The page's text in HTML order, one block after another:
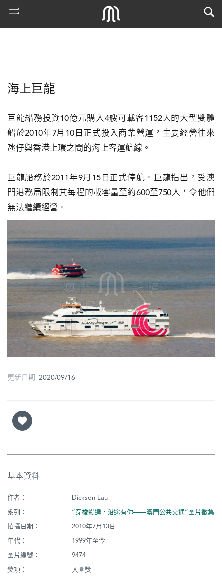
古
地
寺
廟
士
堂
海上巨龍
巨龍船務投資10億元購入4艘可載客1152人的大型雙體
船於2010年7月10日正式投入商業營運，主要經營往來
氹仔與香港上環之間的海上客運航線。
巨龍船務於2011年9月15日正式停航。巨龍指出，受澳
門港務局限制其每程的載客量至約600至750人，令他們
無法繼續經營。
更新日期 2020/09/16
基本資料
作者：
Dickson Lau
系列：
“穿梭暢達．沿途有你——澳門公共交通”圖片徵集
拍攝日期：
2010年7月13日
年代：
1999年至今
圖片編號：
9474
獎項：
入圍獎